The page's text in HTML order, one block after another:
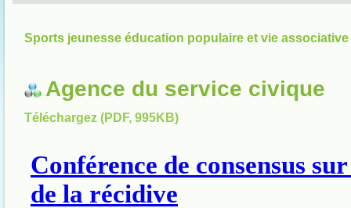
Sports jeunesse éducation populaire et vie associative
Agence du service civique
Téléchargez (PDF, 995KB)